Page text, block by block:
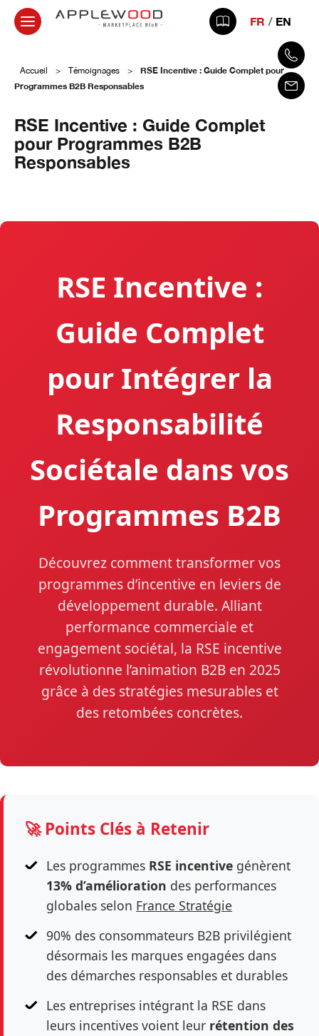
FR EN
Accueil > Témoignages >
RSE Incentive : Guide Complet pour
Programmes B2B Responsables
RSE Incentive : Guide Complet
pour Programmes B2B
Responsables
RSE Incentive :
Guide Complet
pour Intégrer la
Responsabilité
Sociétale dans vos
Programmes B2B
Découvrez comment transformer vos
programmes d’incentive en leviers de
développement durable. Alliant
performance commerciale et
engagement sociétal, la RSE incentive
révolutionne l’animation B2B en 2025
grâce à des stratégies mesurables et
des retombées concrètes.
🚀 Points Clés à Retenir
Les programmes RSE incentive génèrent
13% d’amélioration des performances
globales selon France Stratégie
90% des consommateurs B2B privilégient
désormais les marques engagées dans
des démarches responsables et durables
Les entreprises intégrant la RSE dans
leurs incentives voient leur rétention des